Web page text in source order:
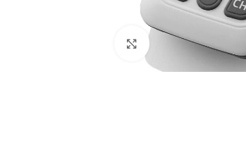
Spustelėkite, kad